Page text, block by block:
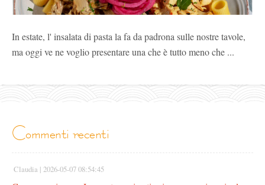
In estate, l' insalata di pasta la fa da padrona sulle nostre tavole,
ma oggi ve ne voglio presentare una che è tutto meno che ...
commenti recenti
Claudia | 2026-05-07 08:54:45